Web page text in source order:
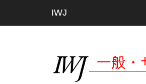
IWJ
一般・